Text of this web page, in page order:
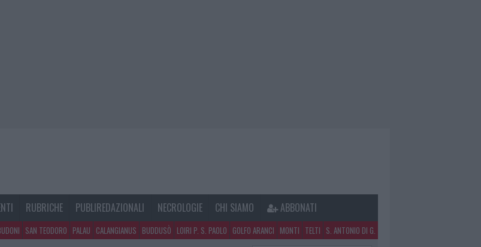
RUBRICHE PUBLIREDAZIONALI NECROLOGIE CHI SIAMO ABBONATI
SAN TEODORO PALAU CALANGIANUS BUDDUSÒ LOIRI P. S. PAOLO GOLFO ARANCI MONTI TELTI S. ANTONIO DI G.